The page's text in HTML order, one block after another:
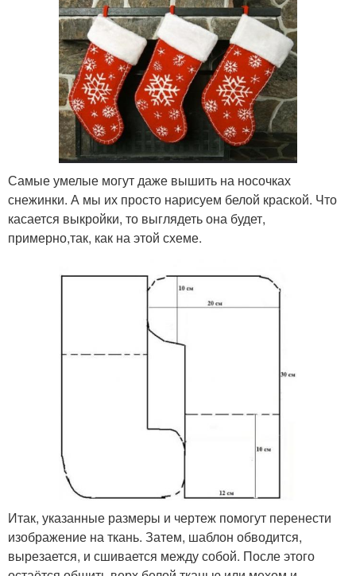
Самые умелые могут даже вышить на носочках
снежинки. А мы их просто нарисуем белой краской. Что
касается выкройки, то выглядеть она будет,
примерно,так, как на этой схеме.
Итак, указанные размеры и чертеж помогут перенести
изображение на ткань. Затем, шаблон обводится,
вырезается, и сшивается между собой. После этого